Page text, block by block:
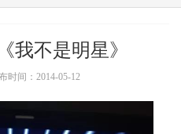
我不是明星》
时间：2014-05-12